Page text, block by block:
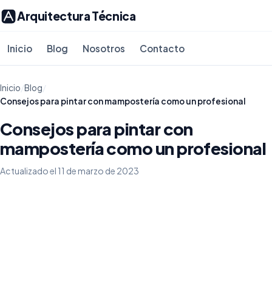
Arquitectura Técnica
Inicio Blog Nosotros Contacto
Inicio/Blog/
Consejos para pintar con mampostería como un profesional
Consejos para pintar con
mampostería como un profesional
Actualizado el 11 de marzo de 2023